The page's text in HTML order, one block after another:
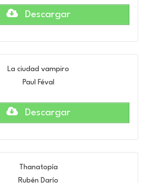
Descargar
La ciudad vampiro
Paul Féval
Descargar
Thanatopía
Rubén Darío